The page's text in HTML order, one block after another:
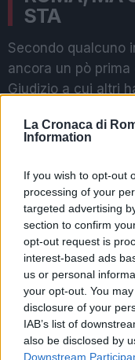
La Cronaca di
Information
If you wish to opt-out
processing of your
targeted advertising
section to confirm
opt-out request is
interest-based ads
us or personal
your opt-out. You
disclosure of your
IAB’s list of
also be disclosed by
Downstream
STA
Secondo qualcuno
ancora un pò
Giudizio a cui altri
far discutere sono
POTREBBE
voci
2 anni
3 anni